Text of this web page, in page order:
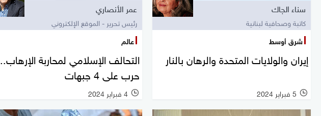
سناء الجاك
كاتبة وصحافية لبنانية
شرق أوسط
إيران والولايات المتحدة والرهان بالنار
5 فبراير 2024
عمر الأنصاري
رئيس تحرير - الموقع الإلكتروني
عالم
التحالف الإسلامي لمحاربة الإرهاب..
حرب على 4 جبهات
4 فبراير 2024